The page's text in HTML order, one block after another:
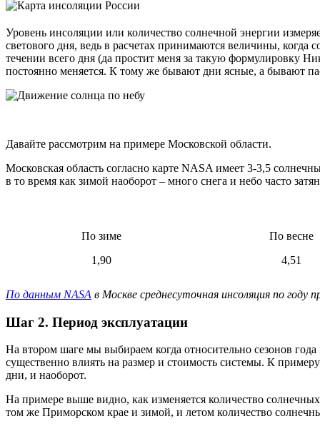
Уровень инсоляции или количество солнечной энергии
светового дня, ведь в расчетах принимаются величины, когда
течении всего дня (да простит меня за такую формулировку
постоянно меняется. К тому же бывают дни ясные, а бывают
Давайте рассмотрим на примере Московской области.
Московская область согласно карте NASA имеет 3-3,5
в то время как зимой наоборот – много снега и небо часто
По зиме
По весне
1,90
4,51
По данным NASA в Москве среднесуточная инсоляция по
Шаг 2. Период эксплуатации
На втором шаге мы выбираем когда относительно сезонов
существенно влиять на размер и стоимость системы. К
дни, и наоборот.
На примере выше видно, как изменяется количество
том же Приморском крае и зимой, и летом количество